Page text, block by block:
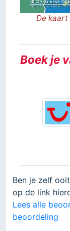
De kaart
Boek je
Ben je zelf
op de link
Lees alle
beoordeling